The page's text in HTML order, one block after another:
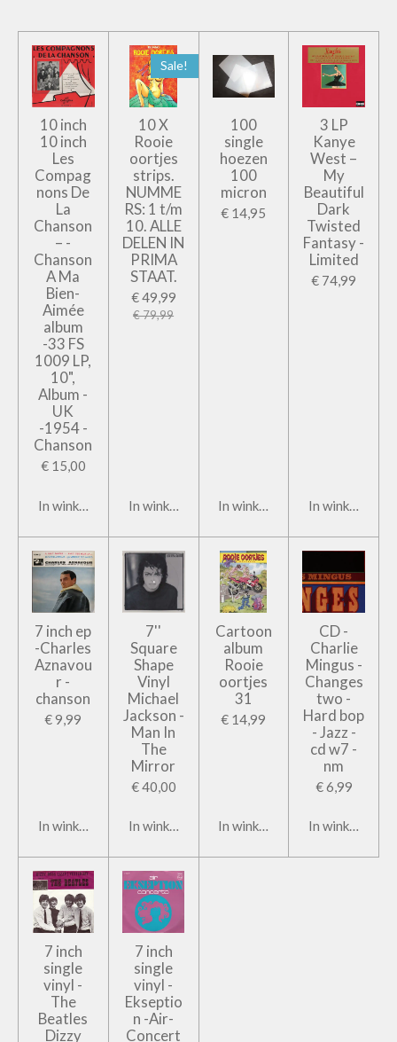
10 inch
10 inch
Les
Compag
nons De
La
Chanson
– -
Chanson
A Ma
Bien-
Aimée
album
-33 FS
1009 LP,
10",
Album -
UK
-1954 -
Chanson
€ 15,00
In winkelwagen
Sale!
10 X
Rooie
oortjes
strips.
NUMME
RS: 1 t/m
10. ALLE
DELEN IN
PRIMA
STAAT.
€ 49,99
€ 79,99
In winkelwagen
100
single
hoezen
100
micron
€ 14,95
In winkelwagen
3 LP
Kanye
West –
My
Beautiful
Dark
Twisted
Fantasy -
Limited
€ 74,99
In
7 inch ep
-Charles
Aznavou
r -
chanson
€ 9,99
In winkelwagen
7''
Square
Shape
Vinyl
Michael
Jackson -
Man In
The
Mirror
€ 40,00
In winkelwagen
Cartoon
album
Rooie
oortjes
31
€ 14,99
In winkelwagen
CD -
Charlie
Mingus -
Changes
two -
Hard bop
- Jazz -
cd w7 -
nm
€ 6,99
In
7 inch
single
vinyl -
The
Beatles
Dizzy
7 inch
single
vinyl -
Ekseptio
n -Air-
Concert